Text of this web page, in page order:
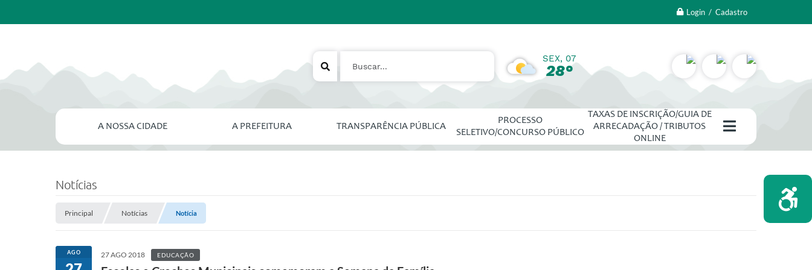
Login / Cadastro
SEX, 07
28°
A NOSSA CIDADE A PREFEITURA TRANSPARÊNCIA PÚBLICA
PROCESSO
SELETIVO/CONCURSO PÚBLICO
TAXAS DE INSCRIÇÃO/GUIA DE
ARRECADAÇÃO / TRIBUTOS
ONLINE
Notícias
Principal Notícias Notícia
AGO 27 AGO 2018 EDUCAÇÃO